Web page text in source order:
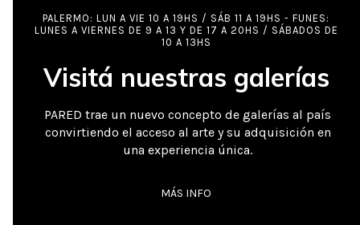
PALERMO: LUN A VIE 10 A 19HS / SÁB 11 A 19HS - FUNES:
LUNES A VIERNES DE 9 A 13 Y DE 17 A 20HS / SÁBADOS DE
10 A 13HS
Visitá nuestras galerías
PARED trae un nuevo concepto de galerías al país
convirtiendo el acceso al arte y su adquisición en
una experiencia única.
MÁS INFO